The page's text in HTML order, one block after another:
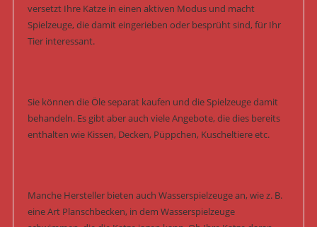
versetzt Ihre Katze in einen aktiven Modus und macht
Spielzeuge, die damit eingerieben oder besprüht sind, für Ihr
Tier interessant.
Sie können die Öle separat kaufen und die Spielzeuge damit
behandeln. Es gibt aber auch viele Angebote, die dies bereits
enthalten wie Kissen, Decken, Püppchen, Kuscheltiere etc.
Manche Hersteller bieten auch Wasserspielzeuge an, wie z. B.
eine Art Planschbecken, in dem Wasserspielzeuge